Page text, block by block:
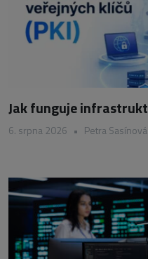
Jak funguje
6. srpna 2026 • Petra Sasínová